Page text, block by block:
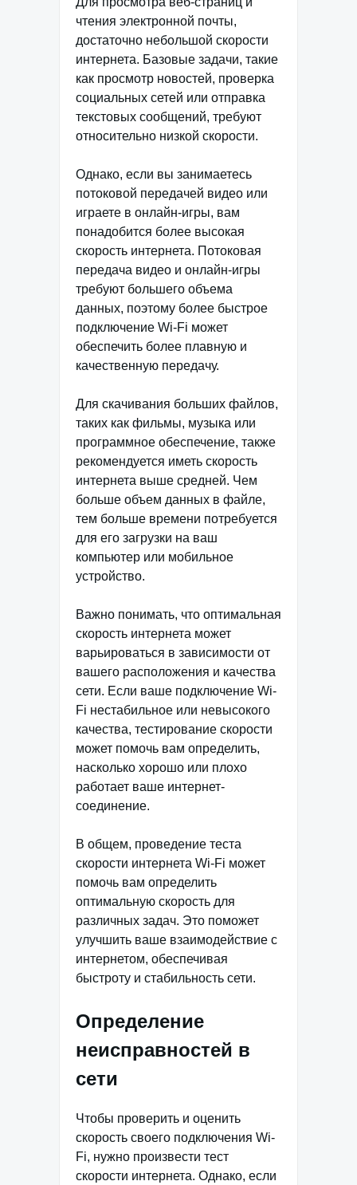
чтения электронной почты,
достаточно небольшой скорости
интернета. Базовые задачи, такие
как просмотр новостей, проверка
социальных сетей или отправка
текстовых сообщений, требуют
относительно низкой скорости.
Однако, если вы занимаетесь
потоковой передачей видео или
играете в онлайн-игры, вам
понадобится более высокая
скорость интернета. Потоковая
передача видео и онлайн-игры
требуют большего объема
данных, поэтому более быстрое
подключение Wi-Fi может
обеспечить более плавную и
качественную передачу.
Для скачивания больших файлов,
таких как фильмы, музыка или
программное обеспечение, также
рекомендуется иметь скорость
интернета выше средней. Чем
больше объем данных в файле,
тем больше времени потребуется
для его загрузки на ваш
компьютер или мобильное
устройство.
Важно понимать, что оптимальная
скорость интернета может
варьироваться в зависимости от
вашего расположения и качества
сети. Если ваше подключение Wi-
Fi нестабильное или невысокого
качества, тестирование скорости
может помочь вам определить,
насколько хорошо или плохо
работает ваше интернет-
соединение.
В общем, проведение теста
скорости интернета Wi-Fi может
помочь вам определить
оптимальную скорость для
различных задач. Это поможет
улучшить ваше взаимодействие с
интернетом, обеспечивая
быстроту и стабильность сети.
Определение
неисправностей в
сети
Чтобы проверить и оценить
скорость своего подключения Wi-
Fi, нужно произвести тест
скорости интернета. Однако, если